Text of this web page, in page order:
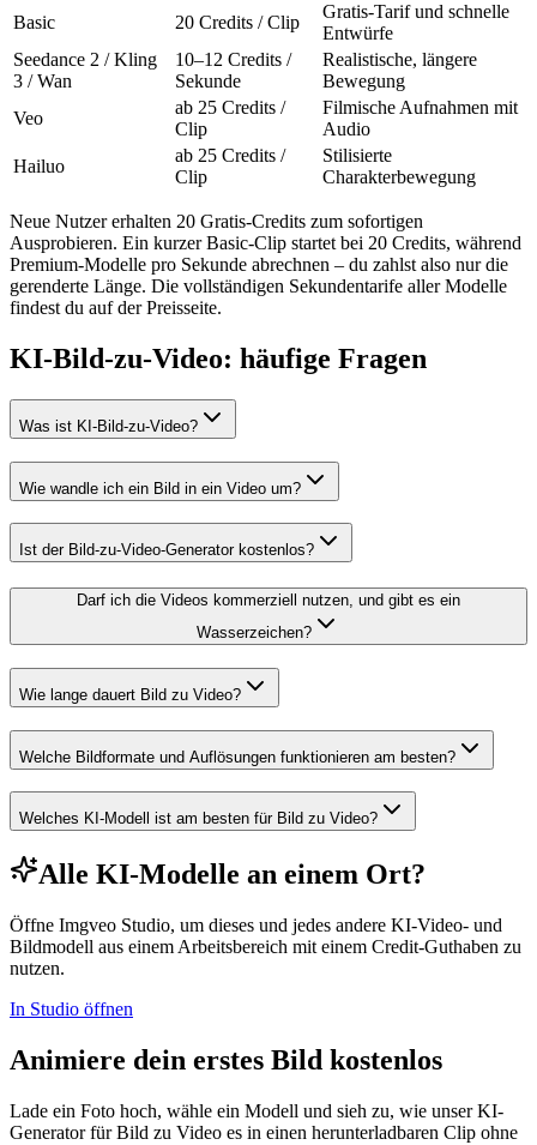
Basic
20 Credits / Clip
Gratis-Tarif und schnelle
Entwürfe
Seedance 2 / Kling
3 / Wan
10–12 Credits /
Sekunde
Realistische, längere
Bewegung
Veo
ab 25 Credits /
Clip
Filmische Aufnahmen mit
Audio
Hailuo
ab 25 Credits /
Clip
Stilisierte
Charakterbewegung
Neue Nutzer erhalten 20 Gratis-Credits zum sofortigen
Ausprobieren. Ein kurzer Basic-Clip startet bei 20 Credits, während
Premium-Modelle pro Sekunde abrechnen – du zahlst also nur die
gerenderte Länge. Die vollständigen Sekundentarife aller Modelle
findest du auf der Preisseite.
KI-Bild-zu-Video: häufige Fragen
Was ist KI-Bild-zu-Video?
Wie wandle ich ein Bild in ein Video um?
Ist der Bild-zu-Video-Generator kostenlos?
Darf ich die Videos kommerziell nutzen, und gibt es ein
Wasserzeichen?
Wie lange dauert Bild zu Video?
Welche Bildformate und Auflösungen funktionieren am besten?
Welches KI-Modell ist am besten für Bild zu Video?
Alle KI-Modelle an einem Ort?
Öffne Imgveo Studio, um dieses und jedes andere KI-Video- und
Bildmodell aus einem Arbeitsbereich mit einem Credit-Guthaben zu
nutzen.
In Studio öffnen
Animiere dein erstes Bild kostenlos
Lade ein Foto hoch, wähle ein Modell und sieh zu, wie unser KI-
Generator für Bild zu Video es in einen herunterladbaren Clip ohne